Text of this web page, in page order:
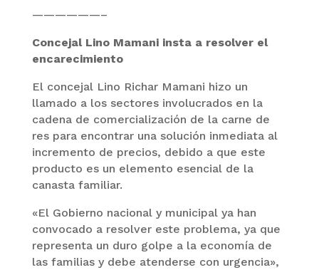
——————–
Concejal Lino Mamani insta a resolver el
encarecimiento
El concejal Lino Richar Mamani hizo un
llamado a los sectores involucrados en la
cadena de comercialización de la carne de
res para encontrar una solución inmediata al
incremento de precios, debido a que este
producto es un elemento esencial de la
canasta familiar.
«El Gobierno nacional y municipal ya han
convocado a resolver este problema, ya que
representa un duro golpe a la economía de
las familias y debe atenderse con urgencia»,